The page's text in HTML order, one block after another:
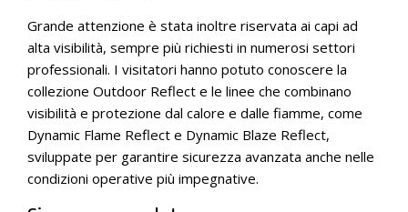
Grande attenzione è stata inoltre riservata ai capi ad
alta visibilità, sempre più richiesti in numerosi settori
professionali. I visitatori hanno potuto conoscere la
collezione Outdoor Reflect e le linee che combinano
visibilità e protezione dal calore e dalle fiamme, come
Dynamic Flame Reflect e Dynamic Blaze Reflect,
sviluppate per garantire sicurezza avanzata anche nelle
condizioni operative più impegnative.